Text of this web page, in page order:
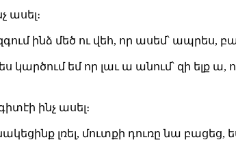
ասել։
ինձ մեծ ու վեհ, որ ասեմ՝ ապրես,
կարծում եմ որ լաւ ա անում՝ զի ելք
ինչ ասել։
լռել, մուտքի դուռը նա